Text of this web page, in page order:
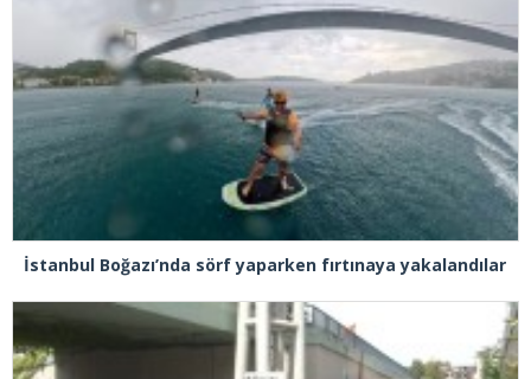
İstanbul Boğazı’nda sörf yaparken fırtınaya yakalandılar